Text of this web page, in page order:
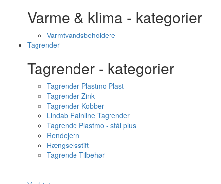
Varme & klima - kategorier
Varmtvandsbeholdere
Tagrender
Tagrender - kategorier
Tagrender Plastmo Plast
Tagrender Zink
Tagrender Kobber
Lindab Rainline Tagrender
Tagrende Plastmo - stål plus
Rendejern
Hængselsstift
Tagrende Tilbehør